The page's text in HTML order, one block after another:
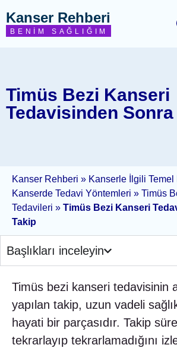
Kanser Rehberi
BENIM SAĞLIĞIM
Timüs Bezi Kanseri
Tedavisinden Sonra
Kanser Rehberi » Kanserle İlgili
Kanserde Tedavi Yöntemleri » Timüs
Tedavileri » Timüs Bezi Kanseri
Takip
Başlıkları inceleyin
Timüs bezi kanseri tedavisinin
yapılan takip, uzun vadeli
hayati bir parçasıdır. Takip
tekrarlayıp tekrarlamadığını